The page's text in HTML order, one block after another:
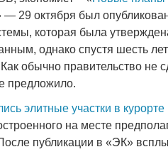
— 29 октября был
которая была
однако спустя шесть
обычно правительство не
предложило.
элитные участки в
на месте
публикации в «ЭК»